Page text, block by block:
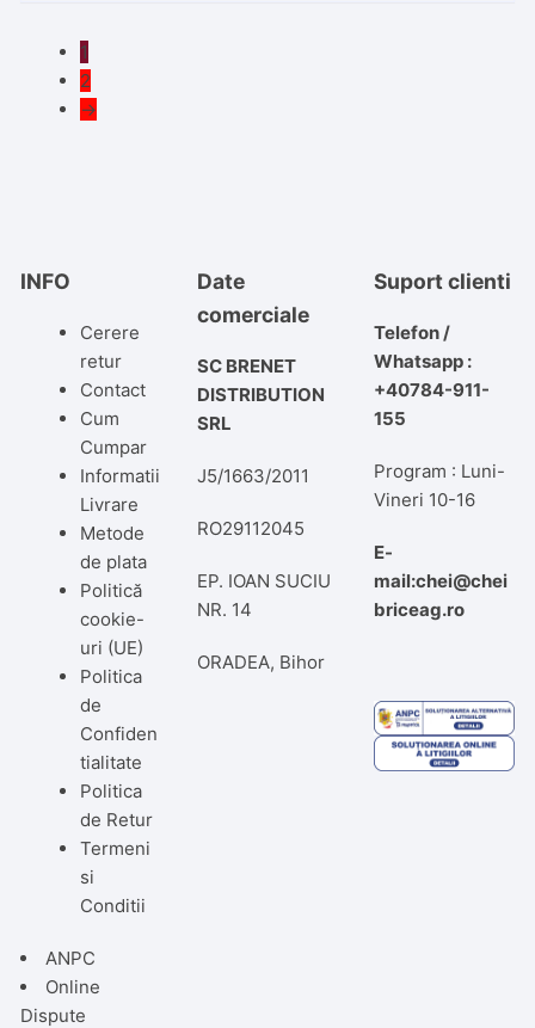
1
2
→
INFO
Cerere
retur
Contact
Cum
Cumpar
Informatii
Livrare
Metode
de plata
Politică
cookie-
uri (UE)
Politica
de
Confiden
tialitate
Politica
de Retur
Termeni
si
Conditii
ANPC
Online
Dispute
Date
comerciale
SC BRENET
DISTRIBUTION
SRL
J5/1663/2011
RO29112045
EP. IOAN SUCIU
NR. 14
ORADEA, Bihor
Suport clienti
Telefon /
Whatsapp :
+40784-911-
155
Program : Luni-
Vineri 10-16
E-
mail:chei@chei
briceag.ro